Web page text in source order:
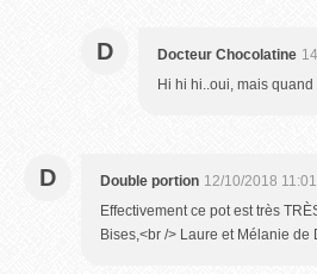
D Docteur Chocolatine
Hi hi hi..oui, mais
D Double portion 12/10/2018 11:01
Effectivement ce pot est très
Bises,<br /> Laure et Mélanie de